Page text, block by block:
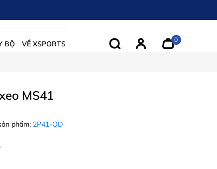
BỘ VỀ XSPORTS 0
MS41
phẩm: 2P41-QD